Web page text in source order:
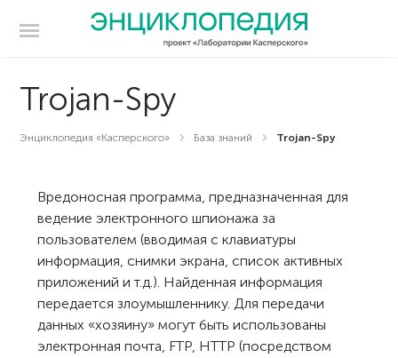
Trojan-Spy
Энциклопедия «Касперского» База знаний Trojan-Spy
Вредоносная программа, предназначенная для
ведение электронного шпионажа за
пользователем (вводимая с клавиатуры
информация, снимки экрана, список активных
приложений и т.д.). Найденная информация
передается злоумышленнику. Для передачи
данных «хозяину» могут быть использованы
электронная почта, FTP, HTTP (посредством